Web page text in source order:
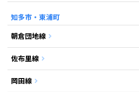
知多市・東浦町
朝倉団地線
佐布里線
岡田線